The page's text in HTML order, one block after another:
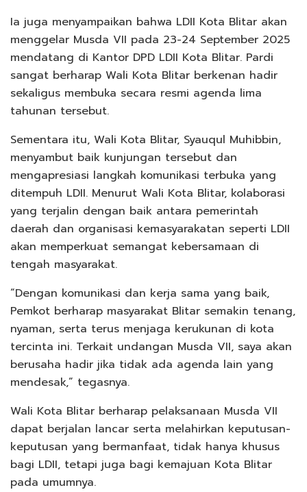
Ia juga menyampaikan bahwa LDII Kota Blitar akan
menggelar Musda VII pada 23-24 September 2025
mendatang di Kantor DPD LDII Kota Blitar. Pardi
sangat berharap Wali Kota Blitar berkenan hadir
sekaligus membuka secara resmi agenda lima
tahunan tersebut.
Sementara itu, Wali Kota Blitar, Syauqul Muhibbin,
menyambut baik kunjungan tersebut dan
mengapresiasi langkah komunikasi terbuka yang
ditempuh LDII. Menurut Wali Kota Blitar, kolaborasi
yang terjalin dengan baik antara pemerintah
daerah dan organisasi kemasyarakatan seperti LDII
akan memperkuat semangat kebersamaan di
tengah masyarakat.
“Dengan komunikasi dan kerja sama yang baik,
Pemkot berharap masyarakat Blitar semakin tenang,
nyaman, serta terus menjaga kerukunan di kota
tercinta ini. Terkait undangan Musda VII, saya akan
berusaha hadir jika tidak ada agenda lain yang
mendesak,” tegasnya.
Wali Kota Blitar berharap pelaksanaan Musda VII
dapat berjalan lancar serta melahirkan keputusan-
keputusan yang bermanfaat, tidak hanya khusus
bagi LDII, tetapi juga bagi kemajuan Kota Blitar
pada umumnya.